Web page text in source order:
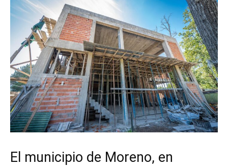
El municipio de Moreno, en